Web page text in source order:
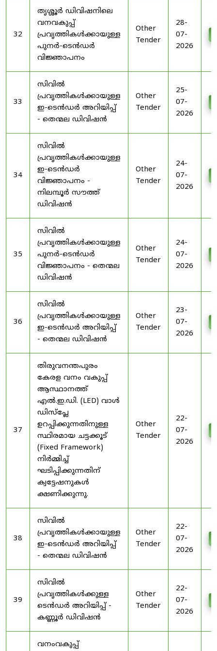
32
തൃശ്ശൂർ ഡിവിഷനിലെ
വനവകുപ്പ്
പ്രവൃത്തികൾക്കായുള്ള
പുനർ-ടെൻഡർ
വിജ്ഞാപനം
Other
Tender
28-
07-
2026
33
സിവിൽ
പ്രവൃത്തികൾക്കായുള്ള
ഇ-ടെൻഡർ അറിയിപ്പ്
- തെന്മല ഡിവിഷൻ
Other
Tender
25-
07-
2026
34
സിവിൽ
പ്രവൃത്തികൾക്കായുള്ള
ഇ-ടെൻഡർ
വിജ്ഞാപനം -
നിലമ്പൂർ സൗത്ത്
ഡിവിഷൻ
Other
Tender
24-
07-
2026
35
സിവിൽ
പ്രവൃത്തികൾക്കായുള്ള
പുനർ-ടെൻഡർ
വിജ്ഞാപനം - തെന്മല
ഡിവിഷൻ
Other
Tender
24-
07-
2026
36
സിവിൽ
പ്രവൃത്തികൾക്കായുള്ള
ഇ-ടെൻഡർ അറിയിപ്പ്
- തെന്മല ഡിവിഷൻ
Other
Tender
23-
07-
2026
37
തിരുവനന്തപുരം
കേരള വനം വകുപ്പ്
ആസ്ഥാനത്ത്
എൽ.ഇ.ഡി. (LED) വാൾ
ഡിസ്‌പ്ലേ
ഉറപ്പിക്കുന്നതിനുള്ള
സ്ഥിരമായ ചട്ടക്കൂട്
(Fixed Framework)
നിർമ്മിച്ച്
ഘടിപ്പിക്കുന്നതിന്
ക്വട്ടേഷനുകൾ
ക്ഷണിക്കുന്നു.
Other
Tender
22-
07-
2026
38
സിവിൽ
പ്രവൃത്തികൾക്കായുള്ള
ഇ-ടെൻഡർ അറിയിപ്പ്
- തെന്മല ഡിവിഷൻ
Other
Tender
22-
07-
2026
39
സിവിൽ
പ്രവൃത്തികൾക്കുള്ള
ടെൻഡർ അറിയിപ്പ് -
കണ്ണൂർ ഡിവിഷൻ
Other
Tender
22-
07-
2026
വനംവകുപ്പ്